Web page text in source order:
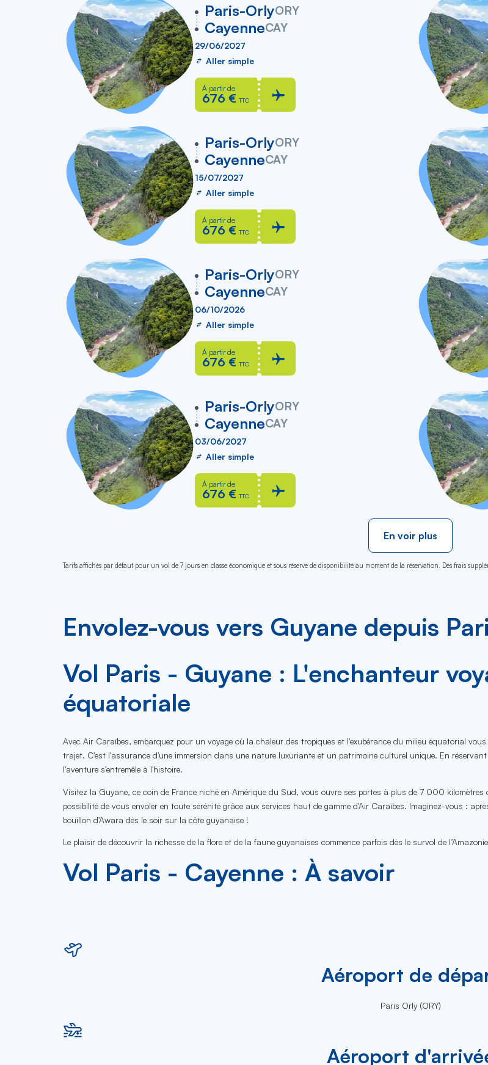
Paris-OrlyORY
vers
CayenneCAY
29/06/2027
Aller simple
À partir de
676 € TTC
Paris-OrlyORY
vers
CayenneCAY
15/07/2027
Aller simple
À partir de
676 € TTC
Paris-OrlyORY
vers
CayenneCAY
06/10/2026
Aller simple
À partir de
676 € TTC
Paris-OrlyORY
vers
CayenneCAY
03/06/2027
Aller simple
À partir de
676 € TTC
En voir plus
Tarifs affichés par défaut pour un vol de 7 jours en classe économique et sous réserve de disponibilité au moment de la réservation. Des frais
Envolez-vous vers Guyane depuis
Vol Paris - Guyane : L'enchanteur
équatoriale
Avec Air Caraïbes, embarquez pour un voyage où la chaleur des tropiques et l'exubérance du milieu équatorial
trajet. C'est l'assurance d'une immersion dans une nature luxuriante et un patrimoine culturel unique. En
l'aventure s'entremêle à l'histoire.
Visitez la Guyane, ce coin de France niché en Amérique du Sud, vous ouvre ses portes à plus de 7 000 kilomètres
possibilité de vous envoler en toute sérénité grâce aux services haut de gamme d'Air Caraïbes. Imaginez-vous :
bouillon d'Awara dès le soir sur la côte guyanaise !
Le plaisir de découvrir la richesse de la flore et de la faune guyanaises commence parfois dès le survol de
Vol Paris - Cayenne : À savoir
Aéroport de
Paris Orly (ORY)
Aéroport